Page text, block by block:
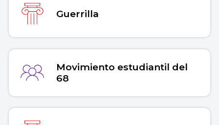
Guerrilla
Movimiento estudiantil del
68